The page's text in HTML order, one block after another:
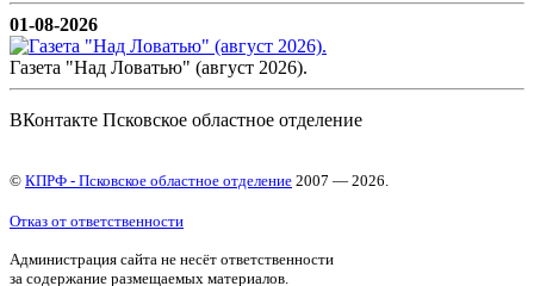
01-08-2026
Газета "Над Ловатью" (август 2026).
ВКонтакте Псковское областное отделение
© КПРФ - Псковское областное отделение 2007 — 2026.
Отказ от ответственности
Администрация сайта не несёт ответственности
за содержание размещаемых материалов.